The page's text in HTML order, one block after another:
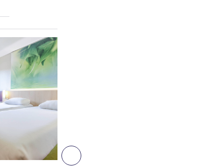
Successivo - Camera